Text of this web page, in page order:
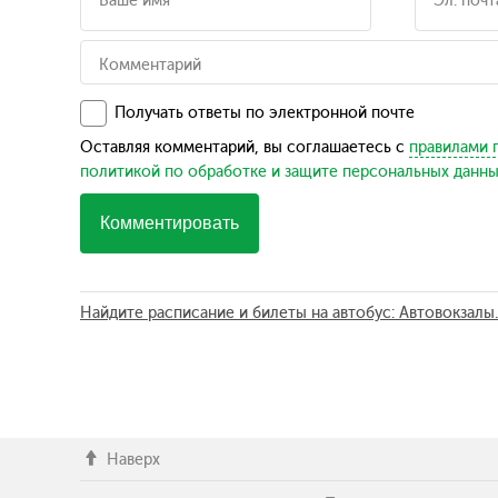
Получать ответы по электронной почте
Оставляя комментарий, вы соглашаетесь с правилами
политикой по обработке и защите персональных
Комментировать
Найдите расписание и билеты на автобус:
Наверх